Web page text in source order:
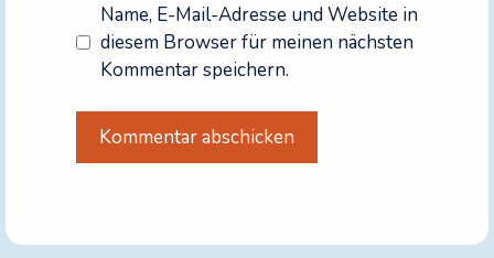
Name, E-Mail-Adresse und Website in
diesem Browser für meinen nächsten
Kommentar speichern.
t